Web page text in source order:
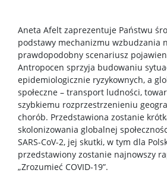
Aneta Afelt zaprezentuje Państwu
podstawy mechanizmu wzbudzania
prawdopodobny scenariusz
Antropocen sprzyja budowaniu
epidemiologicznie ryzykownych, a
społeczne – transport ludności,
szybkiemu rozprzestrzenieniu
chorób. Przedstawiona zostanie
skolonizowania globalnej
SARS-CoV-2, jej skutki, w tym dla
przedstawiony zostanie najnowszy
„Zrozumieć COVID-19”.